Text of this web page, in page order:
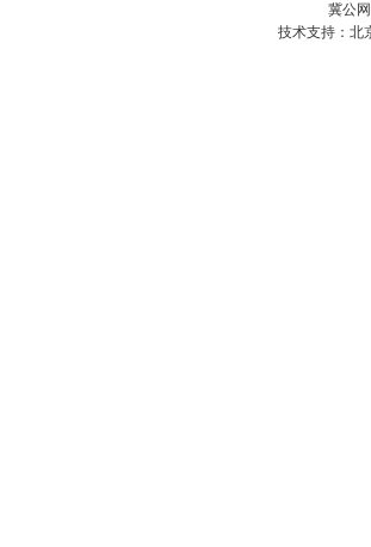
冀公
技术支持： 北